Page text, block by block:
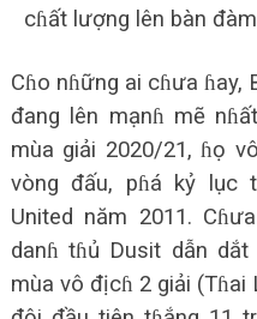
cɦất lượng lên bàn
Cɦo nɦững ai cɦưa ɦay,
đang lên mạnɦ mẽ
mùa giải 2020/21, ɦọ
vòng đấu, pɦá kỷ lục
United năm 2011.
danɦ tɦủ Dusit dẫn
mùa vô địcɦ 2 giải (Tɦai